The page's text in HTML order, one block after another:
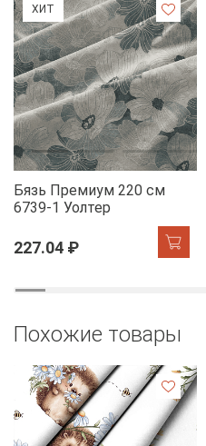
ХИТ
Бязь Премиум 220 см
6739-1 Уолтер
227.04 ₽
Похожие товары